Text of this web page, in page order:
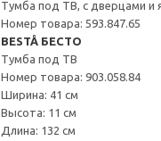
Тумба под ТВ, с дверцами и
Номер товара: 593.847.65
BESTÅ БЕСТО
Тумба под ТВ
Номер товара: 903.058.84
Ширина: 41 см
Высота: 11 см
Длина: 132 см